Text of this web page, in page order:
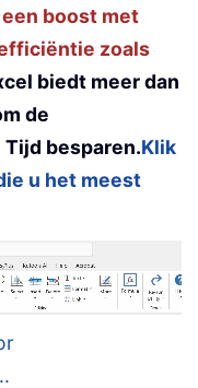
boost met
zoals
biedt meer dan
de
besparen.Klik
u het meest